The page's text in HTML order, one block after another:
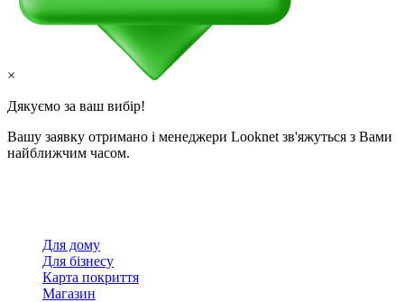
×
Дякуємо за ваш вибір!
Вашу заявку отримано і менеджери Looknet зв'яжуться з Вами
найближчим часом.
Для дому
Для бізнесу
Карта покриття
Магазин